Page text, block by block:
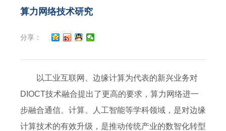
算力网络技术研究
分享：
以工业互联网、边缘计算为代表的新兴业务对
DIOCT技术融合提出了更高的要求，算力网络进一
步融合通信、计算、人工智能等学科领域，是对边缘
计算技术的有效升级，是推动传统产业的数智化转型